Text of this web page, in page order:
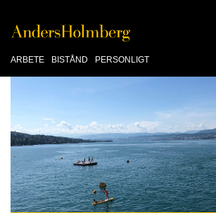
ARBETE BISTÅND PERSONLIGT